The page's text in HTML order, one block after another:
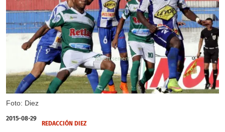
Foto: Diez
X
X
X
2015-08-29
REDACCIÓN DIEZ